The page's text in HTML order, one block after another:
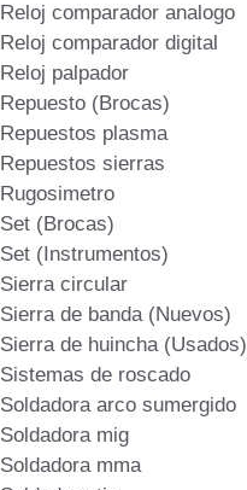
Reloj comparador analogo
Reloj comparador digital
Reloj palpador
Repuesto (Brocas)
Repuestos plasma
Repuestos sierras
Rugosimetro
Set (Brocas)
Set (Instrumentos)
Sierra circular
Sierra de banda (Nuevos)
Sierra de huincha (Usados)
Sistemas de roscado
Soldadora arco sumergido
Soldadora mig
Soldadora mma